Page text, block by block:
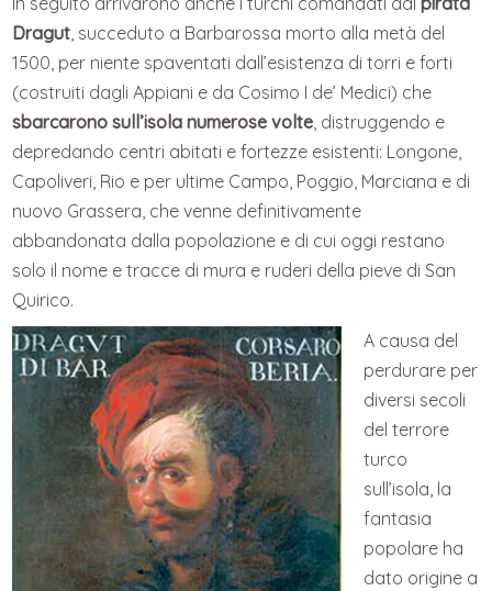
Dragut, succeduto a Barbarossa morto alla metà del
1500, per niente spaventati dall’esistenza di torri e forti
(costruiti dagli Appiani e da Cosimo I de’ Medici) che
sbarcarono sull’isola numerose volte, distruggendo e
depredando centri abitati e fortezze esistenti: Longone,
Capoliveri, Rio e per ultime Campo, Poggio, Marciana e di
nuovo Grassera, che venne definitivamente
abbandonata dalla popolazione e di cui oggi restano
solo il nome e tracce di mura e ruderi della pieve di San
Quirico.
A causa del
perdurare per
diversi secoli
del terrore
turco
sull’isola, la
fantasia
popolare ha
dato origine a